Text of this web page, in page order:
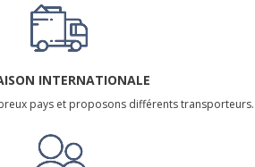
INTERNATIONALE
pays et proposons différents transporteurs.